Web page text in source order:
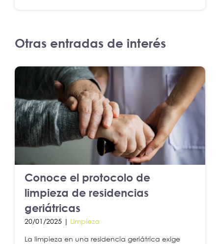
Otras entradas de interés
Conoce el protocolo de
limpieza de residencias
geriátricas
20/01/2025 | Limpieza
La limpieza en una residencia geriátrica exige